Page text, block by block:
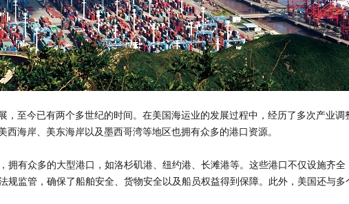
，至今已有两个多世纪的时间。在美国海运业的发展过程中，经历了多次产业
海岸、美东海岸以及墨西哥湾等地区也拥有众多的港口资源。
拥有众多的大型港口，如洛杉矶港、纽约港、长滩港等。这些港口不仅设施齐
规监管，确保了船舶安全、货物安全以及船员权益得到保障。此外，美国还与